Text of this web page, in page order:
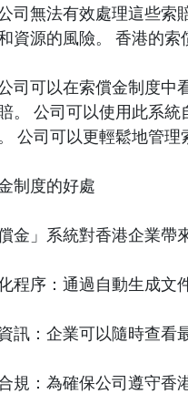
司無法有效處理這些索
資源的風險。 香港的索
司可以在索償金制度中
。 公司可以使用此系
公司可以更輕鬆地管理
制度的好處
償金」系統對香港企業帶
程序：通過自動生成文
訊：企業可以隨時查看
規：為確保公司遵守香